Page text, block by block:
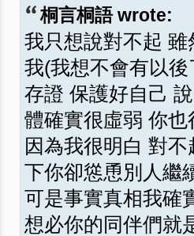
桐言桐語 wrote:
我只想說對不起
我(我想不會有以
存證 保護好自己
體確實很虛弱 你
因為我很明白 對
下你卻慫恿別人繼
可是事實真相我確
想必你的同伴們就